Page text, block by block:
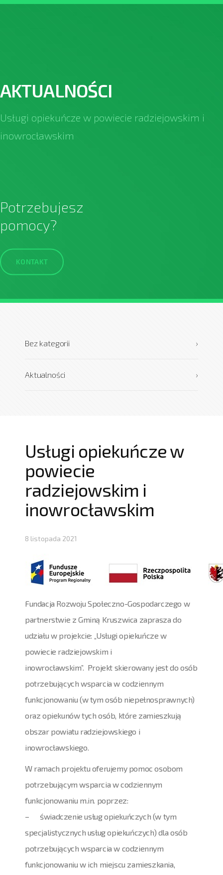
AKTUALNOŚCI
Usługi opiekuńcze w powiecie radziejowskim i
inowrocławskim
Potrzebujesz
pomocy?
KONTAKT
›
Bez kategorii
›
Aktualności
Usługi opiekuńcze w
powiecie
radziejowskim i
inowrocławskim
8 listopada 2021
Fundacja Rozwoju Społeczno-Gospodarczego w
partnerstwie z Gminą Kruszwica zaprasza do
udziału w projekcie: „Usługi opiekuńcze w
powiecie radziejowskim i
inowrocławskim”. Projekt skierowany jest do osób
potrzebujących wsparcia w codziennym
funkcjonowaniu (w tym osób niepełnosprawnych)
oraz opiekunów tych osób, które zamieszkują
obszar powiatu radziejowskiego i
inowrocławskiego.
W ramach projektu oferujemy pomoc osobom
potrzebującym wsparcia w codziennym
funkcjonowaniu m.in. poprzez:
– świadczenie usług opiekuńczych (w tym
specjalistycznych usług opiekuńczych) dla osób
potrzebujących wsparcia w codziennym
funkcjonowaniu w ich miejscu zamieszkania,